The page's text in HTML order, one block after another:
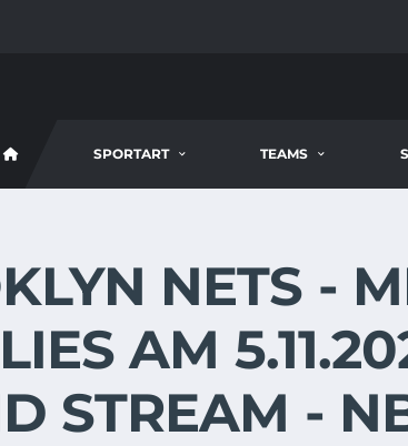
SPORTART TEAMS
NETS -
AM
STREAM -